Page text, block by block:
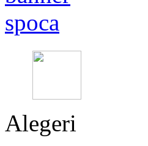
Alegeri